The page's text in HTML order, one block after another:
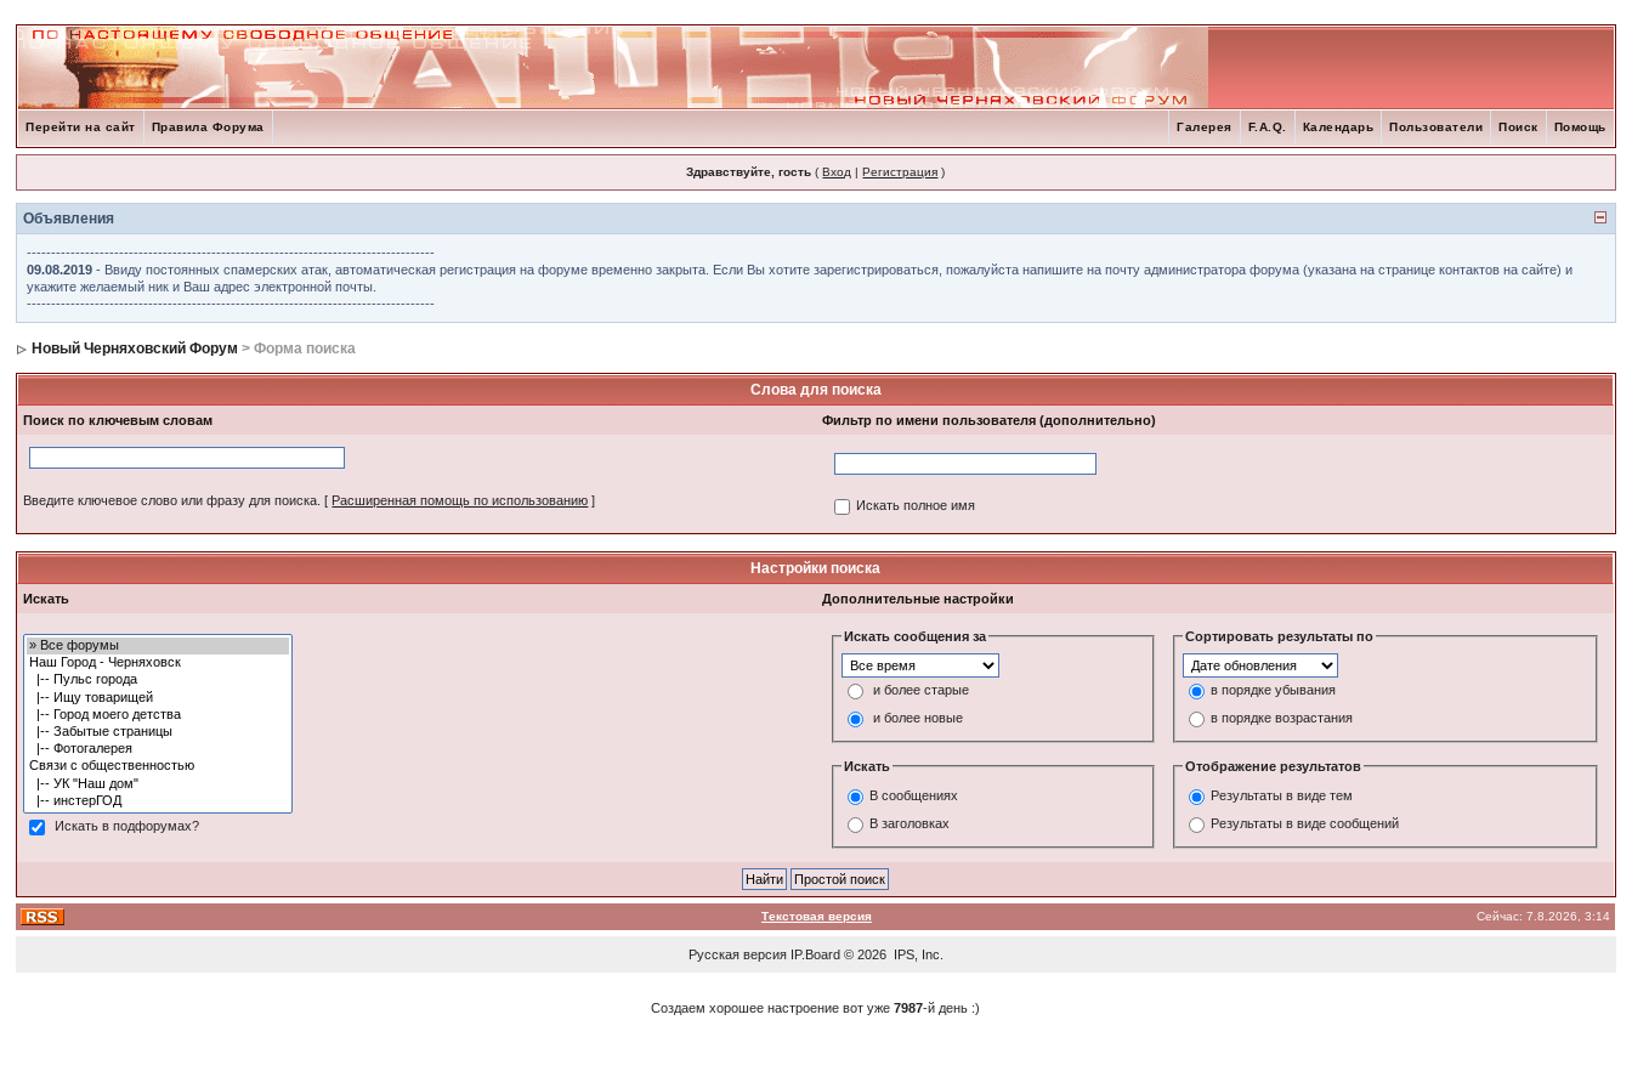
Перейти на сайт Правила Форума Помощь
Поиск
Пользователи
Календарь
F.A.Q.
Галерея
Здравствуйте, гость (Вход |Регистрация )
Объявления
------------------------------------------------------------------------------------
09.08.2019 - Ввиду постоянных спамерских атак, автоматическая регистрация на форуме временно закрыта. Если Вы хотите зарегистрироваться, пожалуйста напишите на почту администратора форума (указана на странице контактов на сайте) и
укажите желаемый ник и Ваш адрес электронной почты.
------------------------------------------------------------------------------------
Новый Черняховский Форум > Форма поиска
Слова для поиска
Поиск по ключевым словам Фильтр по имени пользователя (дополнительно)
Введите ключевое слово или фразу для поиска. [ Расширенная помощь по использованию ] Искать полное имя
Настройки поиска
Искать Дополнительные настройки
Искать в подфорумах?
Искать сообщения за
и более старые
и более новые
Сортировать результаты по
в порядке убывания
в порядке возрастания
Искать
В сообщениях
В заголовках
Отображение результатов
Результаты в виде тем
Результаты в виде сообщений
Текстовая версия Сейчас: 7.8.2026, 3:14
Русская версия IP.Board© 2026 IPS, Inc
Создаем хорошее настроение вот уже7987-й день :)